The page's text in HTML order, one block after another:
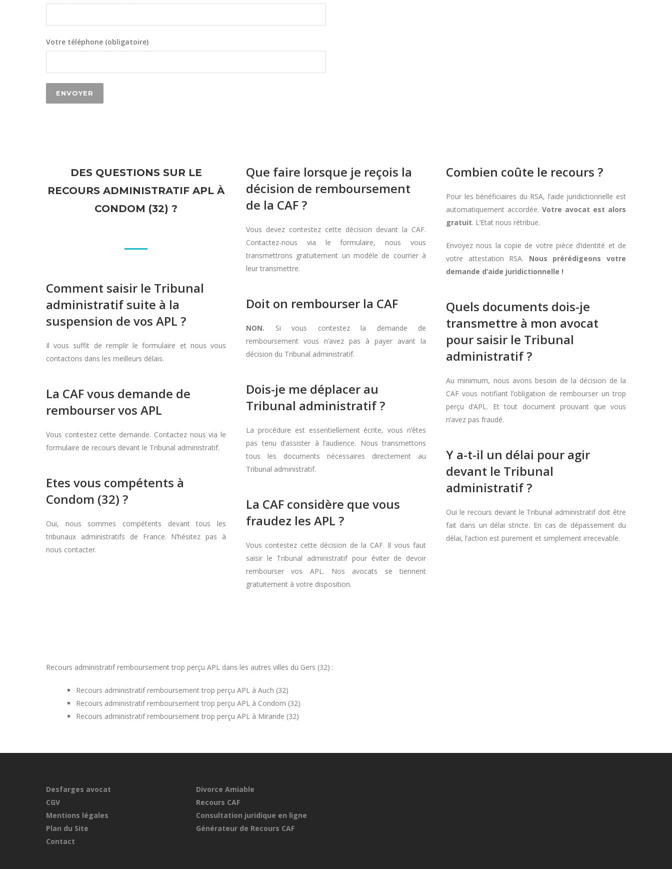
Votre téléphone (obligatoire)
DES QUESTIONS SUR LE
RECOURS ADMINISTRATIF APL À
CONDOM (32) ?
Comment saisir le Tribunal
administratif suite à la
suspension de vos APL ?
Il vous suffit de remplir le formulaire et nous vous
contactons dans les meilleurs délais.
La CAF vous demande de
rembourser vos APL
Vous contestez cette demande. Contactez nous via le
formulaire de recours devant le Tribunal administratif.
Etes vous compétents à
Condom (32) ?
Oui, nous sommes compétents devant tous les
tribunaux administratifs de France. N’hésitez pas à
nous contacter.
Que faire lorsque je reçois la
décision de remboursement
de la CAF ?
Vous devez contestez cette décision devant la CAF.
Contactez-nous via le formulaire, nous vous
transmettrons gratuitement un modèle de courrier à
leur transmettre.
Doit on rembourser la CAF
NON. Si vous contestez la demande de
remboursement vous n’avez pas à payer avant la
décision du Tribunal administratif.
Dois-je me déplacer au
Tribunal administratif ?
La procédure est essentiellement écrite, vous n’êtes
pas tenu d’assister à l’audience. Nous transmettons
tous les documents nécessaires directement au
Tribunal administratif.
La CAF considère que vous
fraudez les APL ?
Vous contestez cette décision de la CAF. Il vous faut
saisir le Tribunal administratif pour éviter de devoir
rembourser vos APL. Nos avocats se tiennent
gratuitement à votre disposition.
Combien coûte le recours ?
Pour les bénéficiaires du RSA, l’aide juridictionnelle est
automatiquement accordée. Votre avocat est alors
gratuit. L’Etat nous rétribue.
Envoyez nous la copie de votre pièce d’identité et de
votre attestation RSA. Nous prérédigeons votre
demande d’aide juridictionnelle !
Quels documents dois-je
transmettre à mon avocat
pour saisir le Tribunal
administratif ?
Au minimum, nous avons besoin de la décision de la
CAF vous notifiant l’obligation de rembourser un trop
perçu d’APL. Et tout document prouvant que vous
n’avez pas fraudé.
Y a-t-il un délai pour agir
devant le Tribunal
administratif ?
Oui le recours devant le Tribunal administratif doit être
fait dans un délai stricte. En cas de dépassement du
délai, l’action est purement et simplement irrecevable.
Recours administratif remboursement trop perçu APL dans les autres villes du Gers (32) :
Recours administratif remboursement trop perçu APL à Auch (32)
Recours administratif remboursement trop perçu APL à Condom (32)
Recours administratif remboursement trop perçu APL à Mirande (32)
Desfarges avocat
CGV
Mentions légales
Plan du Site
Contact
Divorce Amiable
Recours CAF
Consultation juridique en ligne
Générateur de Recours CAF